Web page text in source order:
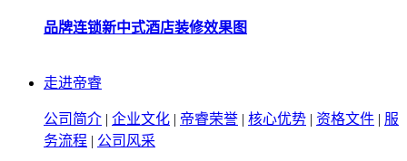
品牌连锁新中式酒店装修效果图
走进帝睿
公司简介 | 企业文化 | 帝睿荣誉 | 核心优势 | 资格文件 | 服
务流程 | 公司风采